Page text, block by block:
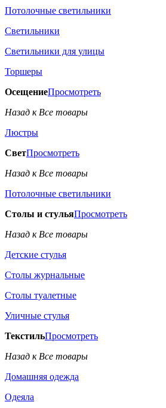
Потолочные светильники
Светильники
Светильники для улицы
Торшеры
ОсещениеПросмотреть
Назад к Все товары
Люстры
СветПросмотреть
Назад к Все товары
Потолочные светильники
Столы и стульяПросмотреть
Назад к Все товары
Детские стулья
Столы журнальные
Столы туалетные
Уличные стулья
ТекстильПросмотреть
Назад к Все товары
Домашняя одежда
Одеяла